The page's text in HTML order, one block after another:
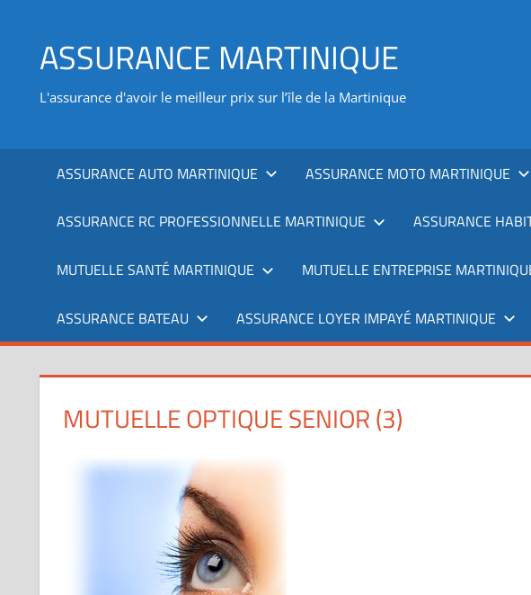
contenuASSURANCE MARTINIQUE
L'assurance d'avoir le meilleur prix sur l’île de la Martinique
ASSURANCE AUTO MARTINIQUE ASSURANCE MOTO MARTINIQUE
ASSURANCE RC PROFESSIONNELLE MARTINIQUE ASSURANCE
MUTUELLE SANTÉ MARTINIQUE MUTUELLE ENTREPRISE
ASSURANCE BATEAU ASSURANCE LOYER IMPAYÉ MARTINIQUE
MUTUELLE OPTIQUE SENIOR (3)